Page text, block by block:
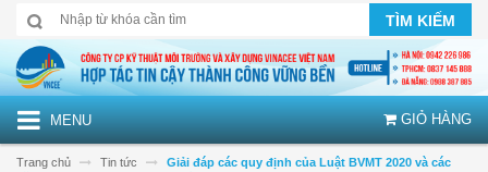
TÌM KIẾM
MENU GIỎ HÀNG
Trang chủ Tin tức
Giải đáp các quy định của Luật BVMT 2020 và các